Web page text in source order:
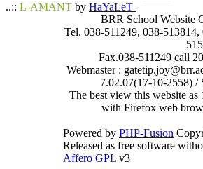
..:: L-AMANT by HaYaLeT
BRR School Website
Tel. 038-511249, 038-
Fax.038-511249 call
Webmaster :
7.02.07(17-10-2558) /
The best view this website
with Firefox web
Powered by PHP-Fusion
Released as free software
Affero GPL v3